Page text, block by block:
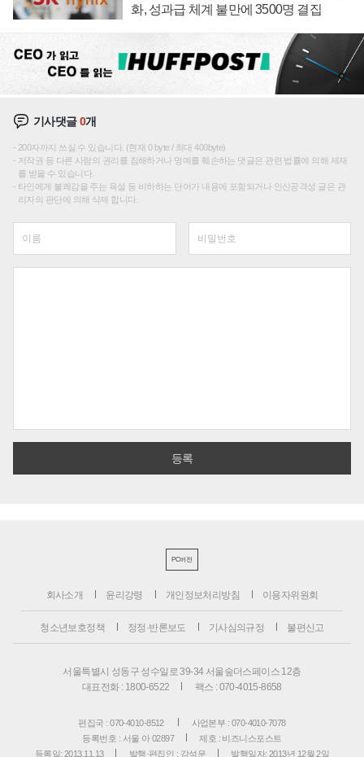
화, 성과급 체계 불만에 3500명 결집
기사댓글0개
200자까지 쓰실 수 있습니다. (현재 0 byte / 최대 400byte)
저작권 등 다른 사람의 권리를 침해하거나 명예를 훼손하는 댓글은 관련 법률에 의해 제재
를 받을 수 있습니다.
타인에게 불쾌감을 주는 욕설 등 비하하는 단어가 내용에 포함되거나 인신공격성 글은 관
리자의 판단에 의해 삭제 합니다.
PC버전
회사소개 윤리강령 개인정보처리방침 이용자위원회
청소년보호정책 정정·반론보도 기사심의규정 불편신고
서울특별시 성동구 성수일로 39-34 서울숲더스페이스 12층
대표전화 : 1800-6522
팩스 : 070-4015-8658
편집국 : 070-4010-8512
사업본부 : 070-4010-7078
등록번호 : 서울 아 02897
제호 : 비즈니스포스트
등록일: 2013.11.13
발행·편집인 : 강석운 발행일자: 2013년 12월 2일